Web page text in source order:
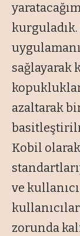
sağlayarak
azaltarak
Kobil
ve
zorunda